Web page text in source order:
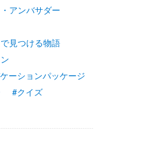
アンバサダー
見つける物語
ーションパッケージ
#クイズ